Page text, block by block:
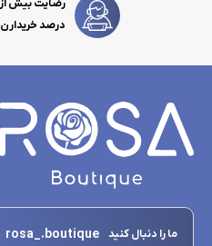
رضایت بیش از 90
درصد خریدارن
ما را دنبال کنید rosa_.boutique